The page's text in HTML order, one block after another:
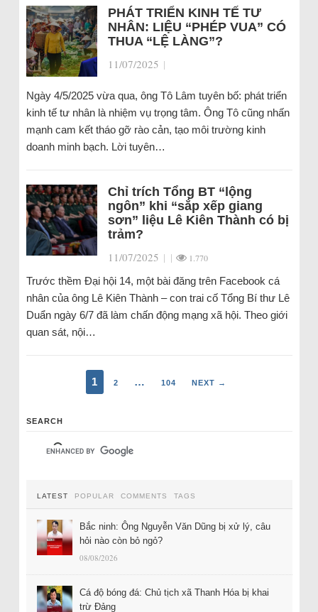
PHÁT TRIỂN KINH TẾ TƯ
NHÂN: LIỆU “PHÉP VUA” CÓ
THUA “LỆ LÀNG”?
11/07/2025 |
Ngày 4/5/2025 vừa qua, ông Tô Lâm tuyên bố: phát triển
kinh tế tư nhân là nhiệm vụ trọng tâm. Ông Tô cũng nhấn
mạnh cam kết tháo gỡ rào cản, tạo môi trường kinh
doanh minh bạch. Lời tuyên…
Chỉ trích Tổng BT “lộng
ngôn” khi “sắp xếp giang
sơn” liệu Lê Kiên Thành có bị
trảm?
11/07/2025 | | 1.770
Trước thềm Đại hội 14, một bài đăng trên Facebook cá
nhân của ông Lê Kiên Thành – con trai cố Tổng Bí thư Lê
Duẩn ngày 6/7 đã làm chấn động mạng xã hội. Theo giới
quan sát, nội…
1 2 … 104 NEXT →
SEARCH
LATEST POPULAR COMMENTS TAGS
Bắc ninh: Ông Nguyễn Văn Dũng bị xử lý, câu
hỏi nào còn bỏ ngỏ?
08/08/2026
Cá độ bóng đá: Chủ tịch xã Thanh Hóa bị khai
trừ Đảng